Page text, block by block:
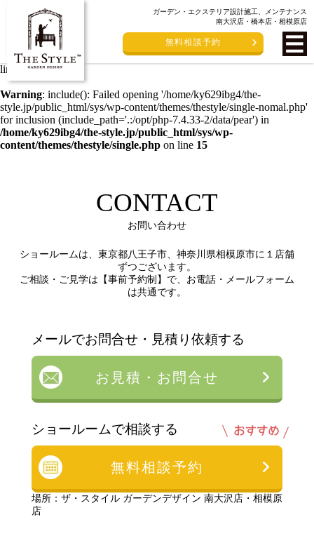
無料相談予約
ガーデン・エクステリア設計施工、メンテナンス
南大沢店・橋本店・相模原店
Warning
: include(/home/ky629ibg4/the-style.jp/public_html/sys/wp-
content/themes/thestyle/single-nomal.php): failed to open stream: No
such file or directory in
/home/ky629ibg4/the-
style.jp/public_html/sys/wp-content/themes/thestyle/single.phpon
line
15
Warning: include(): Failed opening '/home/ky629ibg4/the-
style.jp/public_html/sys/wp-content/themes/thestyle/single-nomal.php'
for inclusion (include_path='.:/opt/php-7.4.33-2/data/pear') in
/home/ky629ibg4/the-style.jp/public_html/sys/wp-
content/themes/thestyle/single.php on line 15
CONTACT
お問い合わせ
ショールームは、東京都八王子市、神奈川県相模原市に１店舗
ずつございます。
ご相談・ご見学は【事前予約制】で、お電話・メールフォーム
は共通です。
メールでお問合せ・見積り依頼する
お見積・お問合せ
ショールームで相談する
無料相談予約
場所：ザ・スタイル ガーデンデザイン 南大沢店・相模原
店